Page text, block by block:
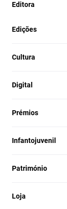
Editora
Edições
Cultura
Digital
Prémios
Infantojuvenil
Património
Loja